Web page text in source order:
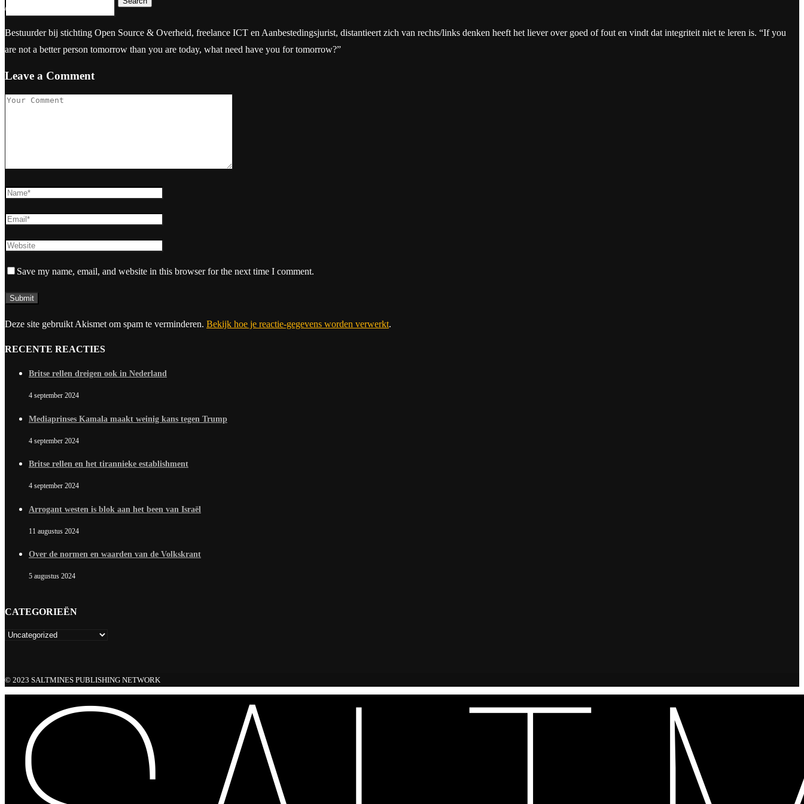
Ahmed Aarad
Bestuurder bij stichting Open Source & Overheid, freelance ICT en Aanbestedingsjurist, distantieert zich van rechts/links denken heeft het liever over goed of fout en vindt dat integriteit niet te leren is. “If you
are not a better person tomorrow than you are today, what need have you for tomorrow?”
Leave a Comment
Save my name, email, and website in this browser for the next time I comment.
Deze site gebruikt Akismet om spam te verminderen. Bekijk hoe je reactie-gegevens worden verwerkt.
RECENTE REACTIES
Britse rellen dreigen ook in Nederland
4 september 2024
Mediaprinses Kamala maakt weinig kans tegen Trump
4 september 2024
Britse rellen en het tirannieke establishment
4 september 2024
Arrogant westen is blok aan het been van Israël
11 augustus 2024
Over de normen en waarden van de Volkskrant
5 augustus 2024
CATEGORIEËN
© 2023 SALTMINES PUBLISHING NETWORK